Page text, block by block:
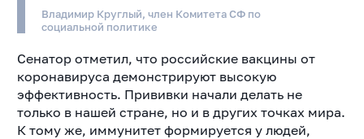
Владимир Круглый, член Комитета СФ по
социальной политике
Сенатор отметил, что российские вакцины от
коронавируса демонстрируют высокую
эффективность. Прививки начали делать не
только в нашей стране, но и в других точках мира.
К тому же, иммунитет формируется у людей,